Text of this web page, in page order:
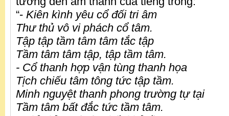
“- Kiên kình yêu cổ đối tri âm
Thư thủ vô vi phách cổ tâm.
Tập tập tầm tâm tâm tắc tập
Tầm tâm tâm tập, tập tầm tâm.
- Cổ thanh hợp vận tùng thanh họa
Tịch chiếu tâm tông tức tập tầm.
Minh nguyệt thanh phong trường tự tại
Tầm tâm bất đắc tức tầm tâm.